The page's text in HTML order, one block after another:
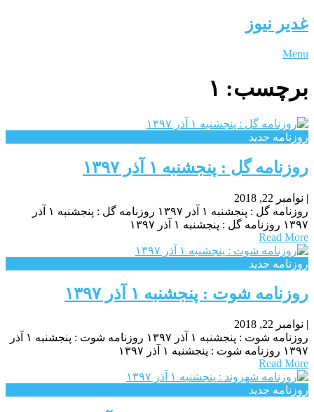
غدیر نیوز
Menu
برچسب: ۱
روزنامه جدید
روزنامه گل : پنجشنبه ۱ آذر ۱۳۹۷
| نوامبر 22, 2018
روزنامه گل : پنجشنبه ۱ آذر ۱۳۹۷ روزنامه گل : پنجشنبه ۱ آذر
۱۳۹۷ روزنامه گل : پنجشنبه ۱ آذر ۱۳۹۷
Read More
روزنامه جدید
روزنامه شوت : پنجشنبه ۱ آذر ۱۳۹۷
| نوامبر 22, 2018
روزنامه شوت : پنجشنبه ۱ آذر ۱۳۹۷ روزنامه شوت : پنجشنبه ۱ آذر
۱۳۹۷ روزنامه شوت : پنجشنبه ۱ آذر ۱۳۹۷
Read More
روزنامه جدید